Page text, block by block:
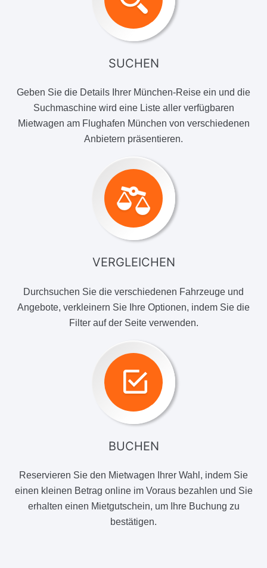
SUCHEN
Geben Sie die Details Ihrer München-Reise ein und die
Suchmaschine wird eine Liste aller verfügbaren
Mietwagen am Flughafen München von verschiedenen
Anbietern präsentieren.
VERGLEICHEN
Durchsuchen Sie die verschiedenen Fahrzeuge und
Angebote, verkleinern Sie Ihre Optionen, indem Sie die
Filter auf der Seite verwenden.
BUCHEN
Reservieren Sie den Mietwagen Ihrer Wahl, indem Sie
einen kleinen Betrag online im Voraus bezahlen und Sie
erhalten einen Mietgutschein, um Ihre Buchung zu
bestätigen.